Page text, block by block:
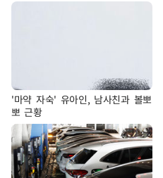
'마약 자숙' 유아인, 남사친과 볼뽀
뽀 근황